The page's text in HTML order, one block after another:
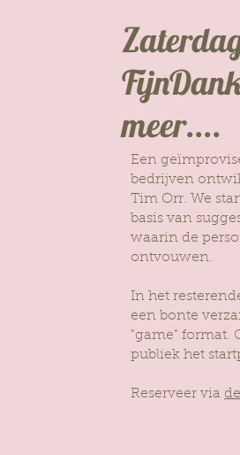
meer....
Een
bedrijven
Tim Orr. We
basis van
waarin de
ontvouwen.
In het
een bonte
"game" format.
publiek het
Reserveer via